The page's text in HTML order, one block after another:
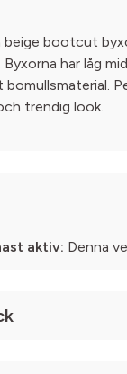
beige bootcut
har låg
bomullsmaterial.
trendig look.
aktiv: Denna